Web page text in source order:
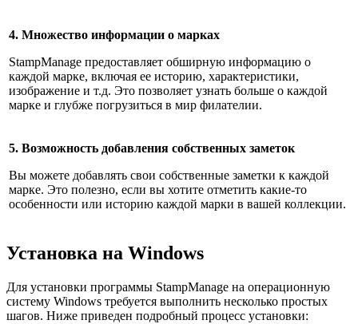
4. Множество информации о марках
StampManage предоставляет обширную информацию о
каждой марке, включая ее историю, характеристики,
изображение и т.д. Это позволяет узнать больше о каждой
марке и глубже погрузиться в мир филателии.
5. Возможность добавления собственных заметок
Вы можете добавлять свои собственные заметки к каждой
марке. Это полезно, если вы хотите отметить какие-то
особенности или историю каждой марки в вашей коллекции.
Установка на Windows
Для установки программы StampManage на операционную
систему Windows требуется выполнить несколько простых
шагов. Ниже приведен подробный процесс установки: